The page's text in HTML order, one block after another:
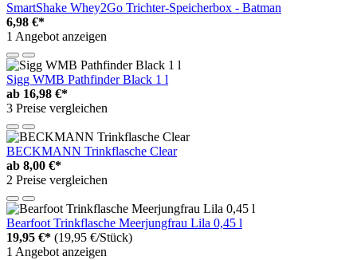
SmartShake Whey2Go Trichter-Speicherbox - Batman
6,98 €*
1 Angebot anzeigen
Sigg WMB Pathfinder Black 1 l
ab 16,98 €*
3 Preise vergleichen
BECKMANN Trinkflasche Clear
ab 8,00 €*
2 Preise vergleichen
Bearfoot Trinkflasche Meerjungfrau Lila 0,45 l
19,95 €* (19,95 €/Stück)
1 Angebot anzeigen